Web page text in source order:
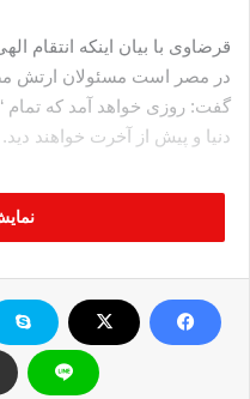
قرضاوی با بیان اینکه انتقام
در مصر است مسئولان ارتش
گفت: روزی خواهد آمد که تمام
دنیا و پیش از آخرت خواهند دید.